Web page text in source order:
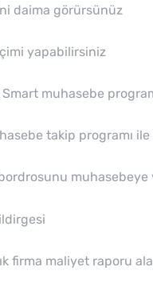
daima görürsünüz
yapabilirsiniz
muhasebe
takip programı
firma maliyet raporu